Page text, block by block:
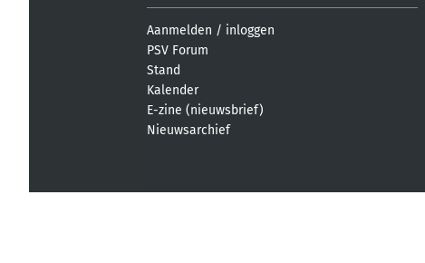
Aanmelden / inloggen
PSV Forum
Stand
Kalender
E-zine (nieuwsbrief)
Nieuwsarchief